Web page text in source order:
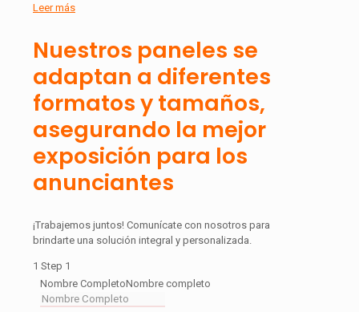
Leer más
Nuestros paneles se
adaptan a diferentes
formatos y tamaños,
asegurando la mejor
exposición para los
anunciantes
¡Trabajemos juntos! Comunícate con nosotros para
brindarte una solución integral y personalizada.
1 Step 1
Nombre CompletoNombre completo